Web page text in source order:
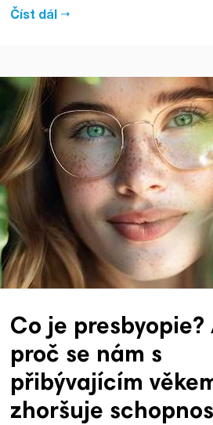
Číst dál
Co je presbyopie?
proč se nám s
přibývajícím
zhoršuje